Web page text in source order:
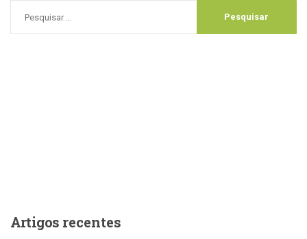
Artigos recentes